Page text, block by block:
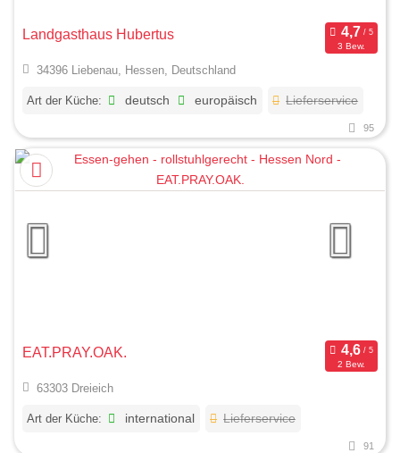
Landgasthaus Hubertus
3 Bew.
34396 Liebenau, Hessen, Deutschland
Art der Küche: deutsch europäisch Lieferservice
95
EAT.PRAY.OAK.
2 Bew.
63303 Dreieich
Art der Küche: international Lieferservice
91